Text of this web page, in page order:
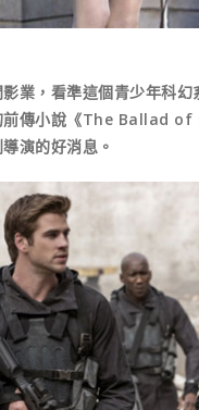
業，看準這個青少年科
前傳小說《The Ballad
演的好消息。